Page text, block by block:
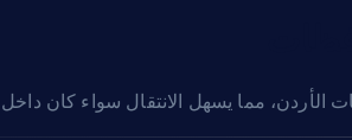
مما يسهل الانتقال سواء كان